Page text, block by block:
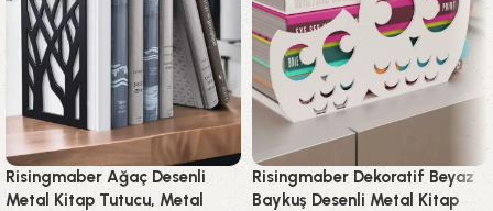
Risingmaber Ağaç Desenli
Metal Kitap Tutucu, Metal
Risingmaber Dekoratif Beyaz
Baykuş Desenli Metal Kitap